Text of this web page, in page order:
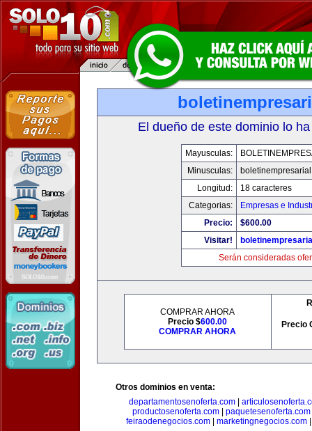
El dueño de este dominio lo
Mayusculas:
Minusculas:
Longitud:
18 caracteres
Categorias:
Empresas e
Precio:
$600.00
Visitar!
Serán consideradas
COMPRAR AHORA
Precio $600.00
COMPRAR AHORA
Precio
Otros dominios en venta:
departamentosenoferta.com
productosenoferta.com| paquetesenoferta.com
feiraodenegocios.com
marketingnegocios.com